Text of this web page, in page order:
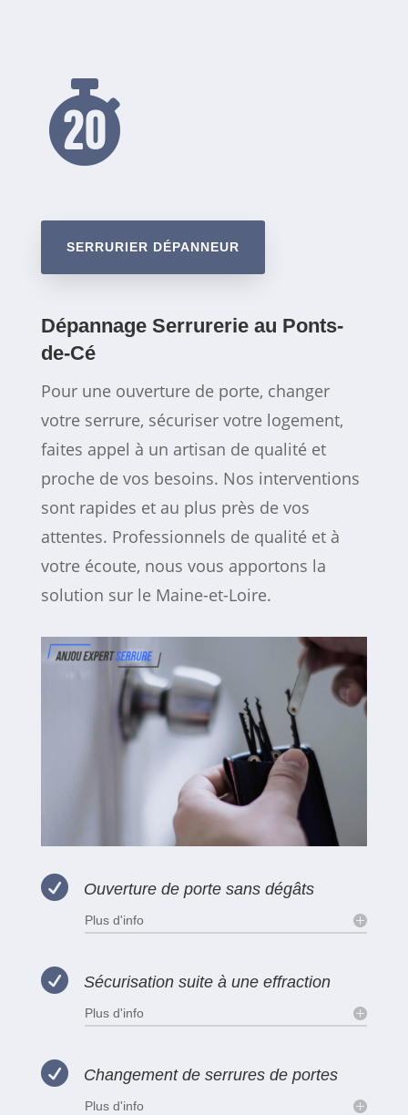

SERRURIER DÉPANNEUR
Dépannage Serrurerie au Ponts-
de-Cé
Pour une ouverture de porte, changer
votre serrure, sécuriser votre logement,
faites appel à un artisan de qualité et
proche de vos besoins. Nos interventions
sont rapides et au plus près de vos
attentes. Professionnels de qualité et à
votre écoute, nous vous apportons la
solution sur le Maine-et-Loire.
 Ouverture de porte sans dégâts
Plus d'info
 Sécurisation suite à une effraction
Plus d'info
 Changement de serrures de portes
Plus d'info